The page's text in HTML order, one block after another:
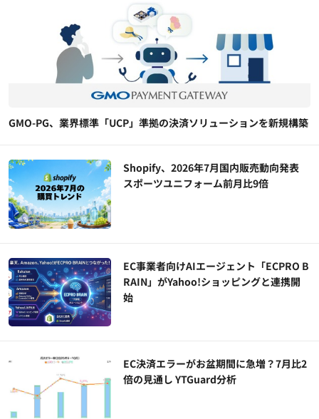
GMO-PG、業界標準「UCP」準拠の決済ソリューションを新規構築
Shopify、2026年7月国内販売動向発表
スポーツユニフォーム前月比9倍
EC事業者向けAIエージェント「ECPRO B
RAIN」がYahoo!ショッピングと連携開
始
EC決済エラーがお盆期間に急増？7月比2
倍の見通し YTGuard分析